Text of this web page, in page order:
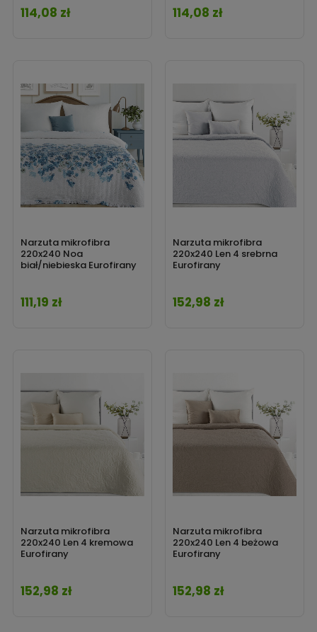
Cena
114,08 zł Cena
114,08 zł
Narzuta mikrofibra
220x240 Noa
biał/niebieska Eurofirany
Cena
111,19 zł
Narzuta mikrofibra
220x240 Len 4 srebrna
Eurofirany
Cena
152,98 zł
Narzuta mikrofibra
220x240 Len 4 kremowa
Eurofirany
Cena
152,98 zł
Narzuta mikrofibra
220x240 Len 4 beżowa
Eurofirany
Cena
152,98 zł